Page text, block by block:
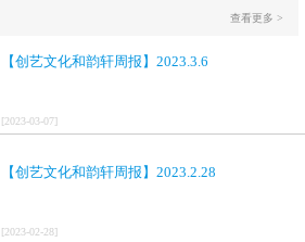
【创艺文化和韵轩周报】2023.3.6
[2023-03-07]
【创艺文化和韵轩周报】2023.2.28
[2023-02-28]
查看更多 >